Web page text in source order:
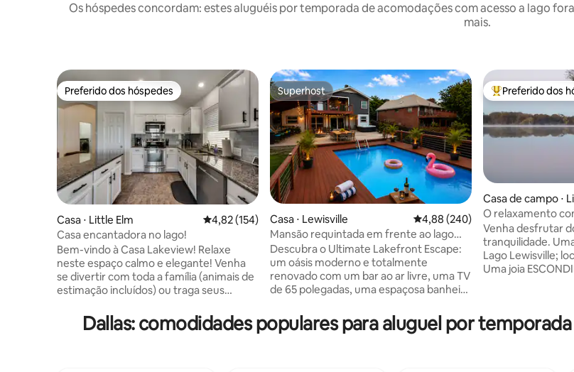
Os hóspedes concordam: estes aluguéis por temporada de acomodações com acesso a lago
mais.
Preferido dos hóspedes
Preferido dos hóspedes
Casa ⋅ Little Elm 4,82 de uma avaliação média de 5, 154 avaliações
4,82 (154)
Casa encantadora no lago!
Bem-vindo à Casa Lakeview! Relaxe
neste espaço calmo e elegante! Venha
se divertir com toda a família (animais de
estimação incluídos) ou traga seus
atualizada. Esta propriedade em plano de
piso aberto é perfeita para hóspedes que
Superhost
Superhost
Casa ⋅ Lewisville 4,88 de uma avaliação média de
4,88 (240)
Mansão requintada em frente ao lago
DFW 16 camas: piscina spa
Descubra o Ultimate Lakefront Escape:
um oásis moderno e totalmente
renovado com um bar ao ar livre, uma TV
de 65 polegadas, uma espaçosa banheira
luxuosa. Nossa mansão à beira do lago no
Lago Lewisville é um lugar para criar
Entre os
Preferido dos
Casa de campo ⋅
O relaxamento
frente ao lago.
Venha desfrutar
tranquilidade.
Lago Lewisville;
Uma joia
de aniversário. Ande de caiaque, pesca,
passeios de
Dallas: comodidades populares para aluguel por